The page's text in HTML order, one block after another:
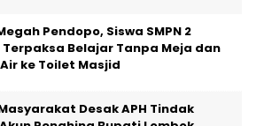
Pendopo, Siswa SMPN 2
Terpaksa Belajar Tanpa Meja dan
ke Toilet Masjid
Desak APH Tindak